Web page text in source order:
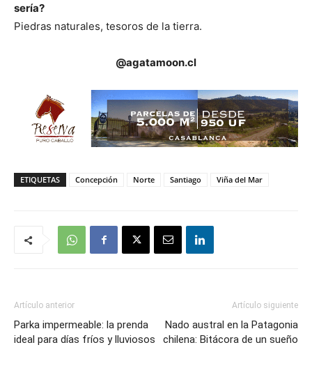
sería?
Piedras naturales, tesoros de la tierra.
@agatamoon.cl
ETIQUETAS Concepción Norte Santiago Viña del Mar
Artículo anterior
Parka impermeable: la prenda
ideal para días fríos y lluviosos
Artículo siguiente
Nado austral en la Patagonia
chilena: Bitácora de un sueño